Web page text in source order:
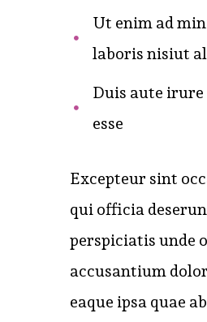
Ut enim ad
laboris nisiut
Duis aute
esse
Excepteur sint
qui officia
perspiciatis unde
accusantium
eaque ipsa quae